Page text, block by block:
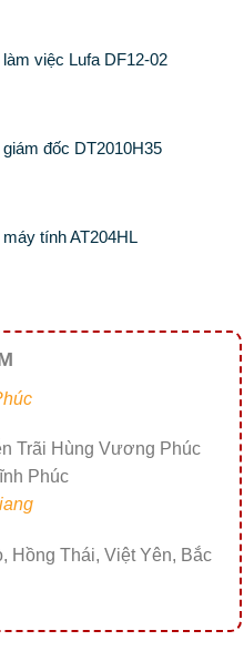
làm việc Lufa DF12-02
giám đốc DT2010H35
máy tính AT204HL
Trãi Hùng Vương Phúc
Phúc
Hồng Thái, Việt Yên, Bắc